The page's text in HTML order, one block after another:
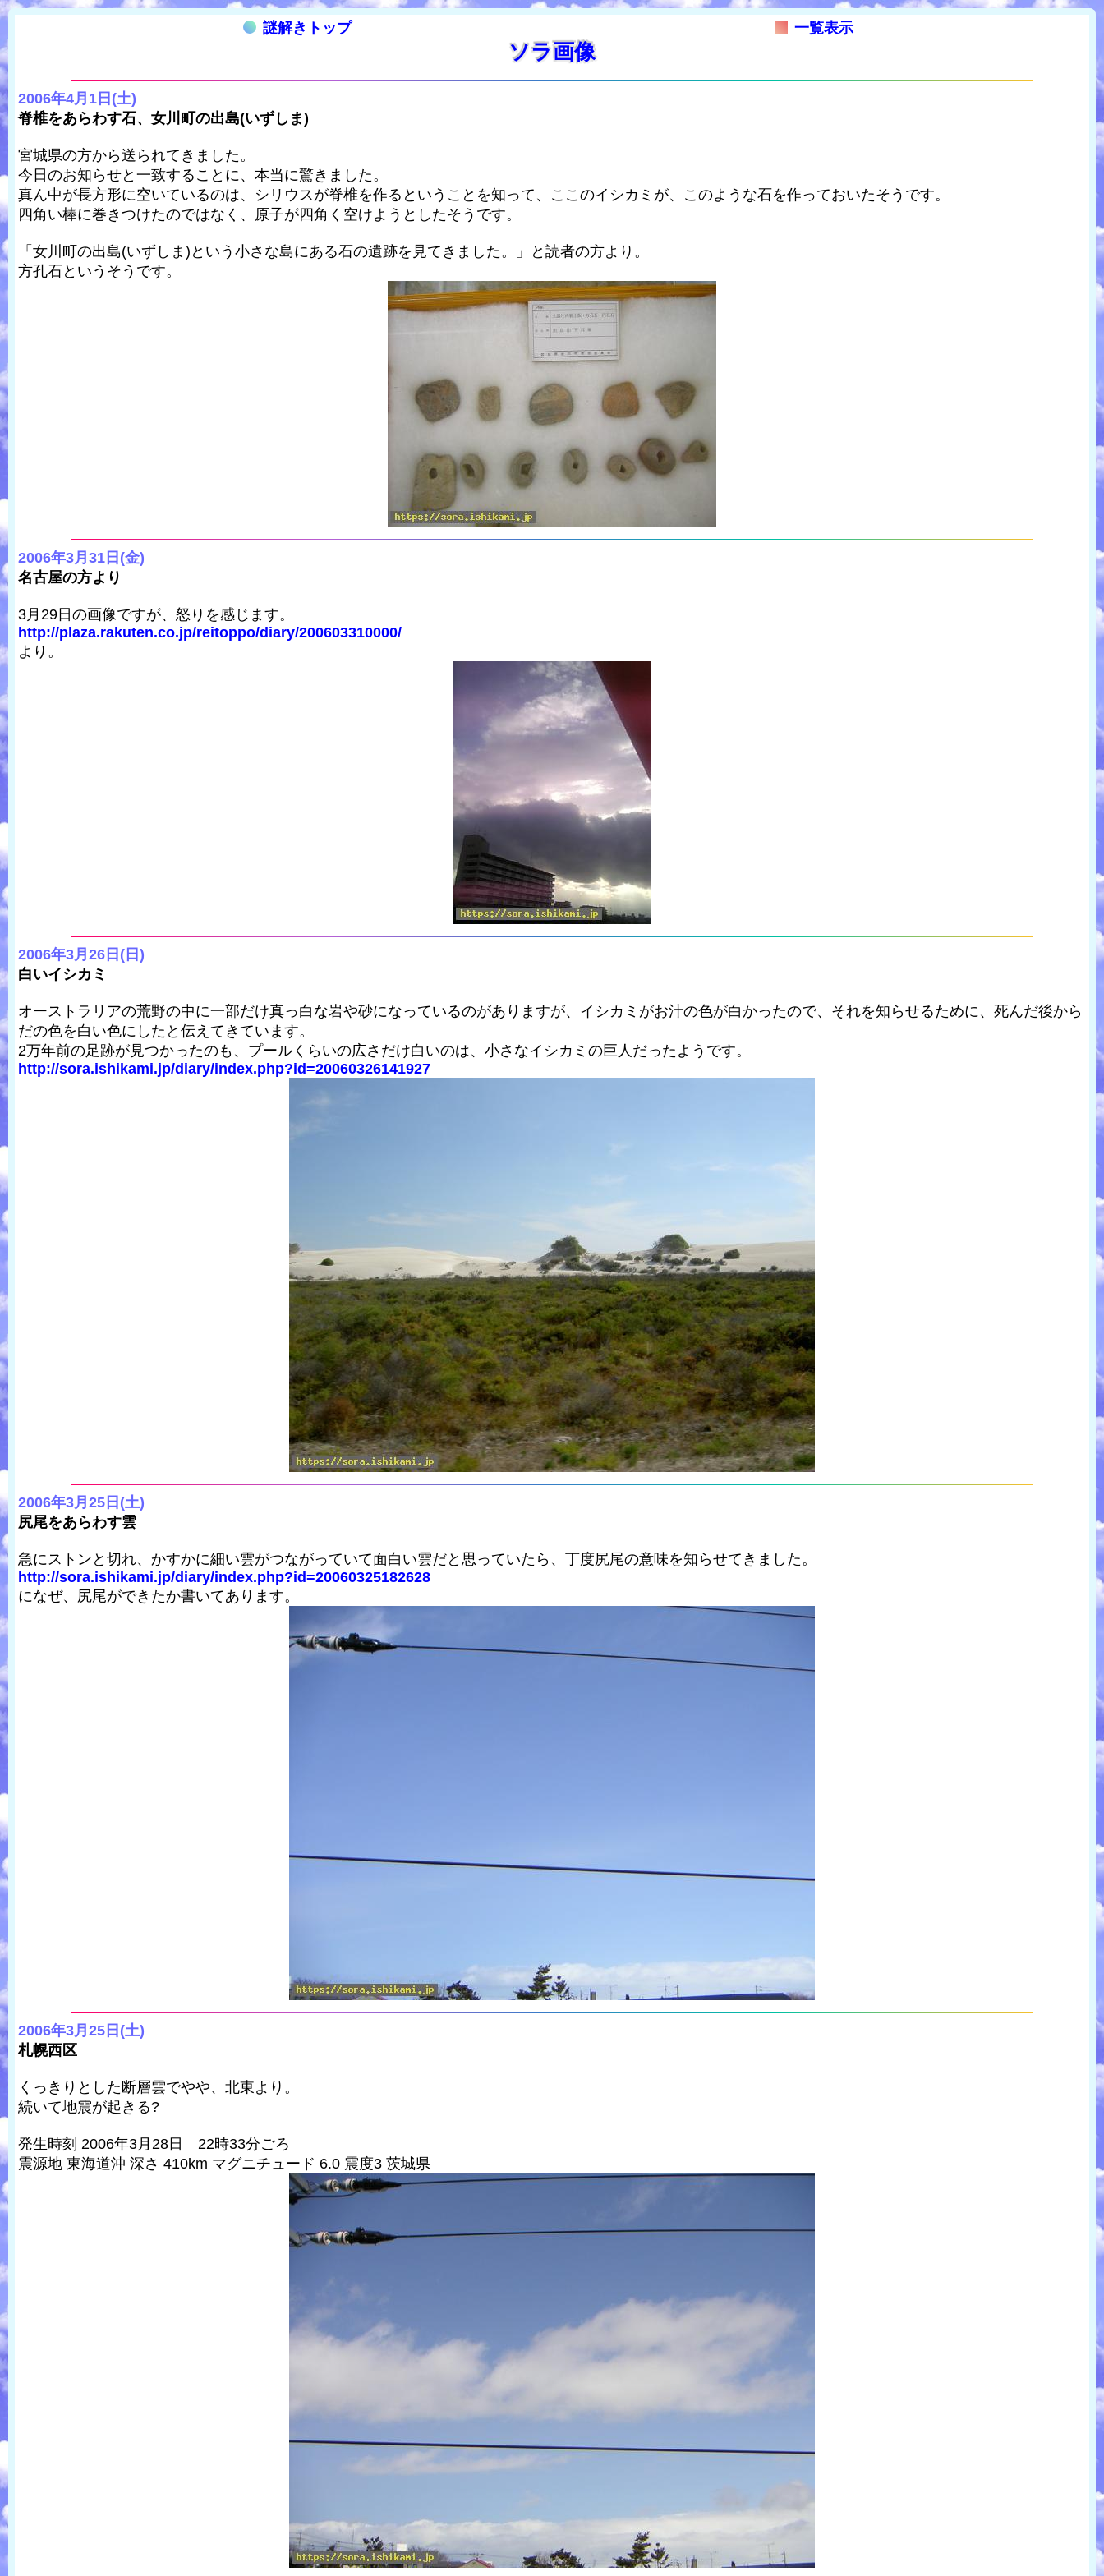
謎解きトップ 一覧表示
ソラ画像
2006年4月1日(土)
脊椎をあらわす石、女川町の出島(いずしま)
宮城県の方から送られてきました。
今日のお知らせと一致することに、本当に驚きました。
真ん中が長方形に空いているのは、シリウスが脊椎を作るということを知って、ここのイシカミが、このような石を作っておいたそうです。
四角い棒に巻きつけたのではなく、原子が四角く空けようとしたそうです。
「女川町の出島(いずしま)という小さな島にある石の遺跡を見てきました。」と読者の方より。
方孔石というそうです。
2006年3月31日(金)
名古屋の方より
3月29日の画像ですが、怒りを感じます。
http://plaza.rakuten.co.jp/reitoppo/diary/200603310000/
より。
2006年3月26日(日)
白いイシカミ
オーストラリアの荒野の中に一部だけ真っ白な岩や砂になっているのがありますが、イシカミがお汁の色が白かったので、それを知らせるために、死んだ後から
だの色を白い色にしたと伝えてきています。
2万年前の足跡が見つかったのも、プールくらいの広さだけ白いのは、小さなイシカミの巨人だったようです。
http://sora.ishikami.jp/diary/index.php?id=20060326141927
2006年3月25日(土)
尻尾をあらわす雲
急にストンと切れ、かすかに細い雲がつながっていて面白い雲だと思っていたら、丁度尻尾の意味を知らせてきました。
http://sora.ishikami.jp/diary/index.php?id=20060325182628
になぜ、尻尾ができたか書いてあります。
2006年3月25日(土)
札幌西区
くっきりとした断層雲でやや、北東より。
続いて地震が起きる?
発生時刻 2006年3月28日 22時33分ごろ
震源地 東海道沖 深さ 410km マグニチュード 6.0 震度3 茨城県